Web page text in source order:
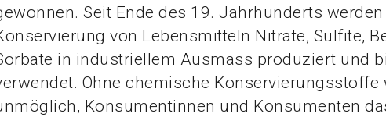
Seit Ende des 19. Jahrhunderts
von Lebensmitteln Nitrate, Sulfite,
in industriellem Ausmass produziert und
Ohne chemische Konservierungsstoffe
Konsumentinnen und Konsumenten